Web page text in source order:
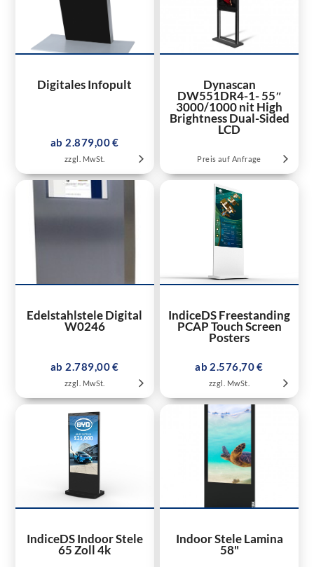
Digitales Infopult
ab 2.879,00 €
zzgl. MwSt.
Dynascan
DW551DR4-1- 55″
3000/1000 nit High
Brightness Dual-Sided
LCD
Preis auf Anfrage
Edelstahlstele Digital
W0246
ab 2.789,00 €
zzgl. MwSt.
IndiceDS Freestanding
PCAP Touch Screen
Posters
ab 2.576,70 €
zzgl. MwSt.
IndiceDS Indoor Stele
65 Zoll 4k
Indoor Stele Lamina
58"